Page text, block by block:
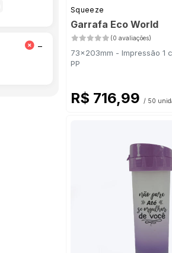
−
Squeeze
Garrafa Eco World
(0 avaliações)
73x203mm - Impressão 1
PP
R$ 716,99 / 50